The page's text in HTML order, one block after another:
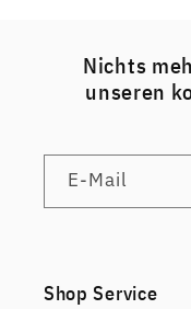
Nichts
unseren
E-Mail
Shop Service